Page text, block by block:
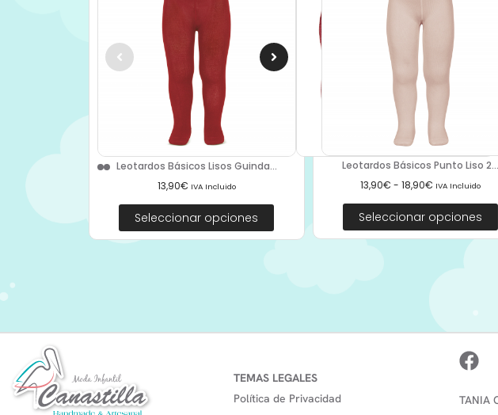
Leotardos Básicos Lisos Guinda...
13,90€ IVA Incluido
Seleccionar opciones
Leotardos Básicos Punto Liso 2...
13,90€ - 18,90€ IVA Incluido
Seleccionar opciones
TEMAS LEGALES
Política de Privacidad
TANIA